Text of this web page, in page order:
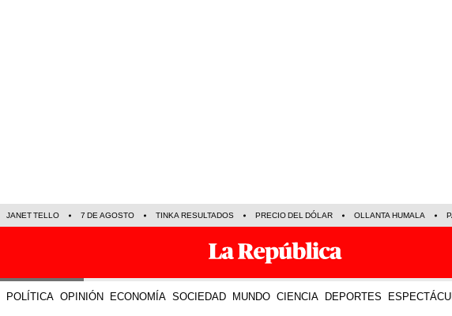
PRECIO DEL DÓLAR
POLÍTICA OPINIÓN ECONOMÍA SOCIEDAD MUNDO CIENCIA DEPORTES